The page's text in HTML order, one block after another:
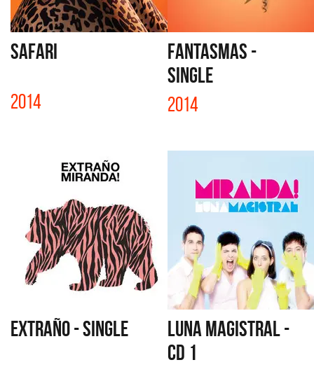
SAFARI
2014
FANTASMAS -
SINGLE
2014
EXTRAÑO - SINGLE
LUNA MAGISTRAL -
CD 1